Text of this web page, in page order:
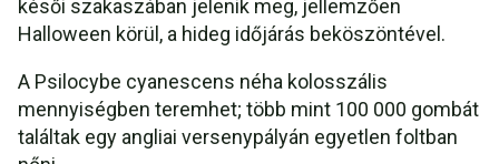
késői szakaszában jelenik meg, jellemzően
Halloween körül, a hideg időjárás beköszöntével.
A Psilocybe cyanescens néha kolosszális
mennyiségben teremhet; több mint 100 000 gombát
találtak egy angliai versenypályán egyetlen foltban